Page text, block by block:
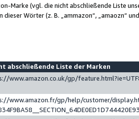
Marke (vgl. die nicht abschließende Liste
dieser Wörter (z. B. „ammazon“, „amaozn“
abschließende Liste der Marken
www.amazon.co.uk/gp/
www.amazon.fr/gp/help/customer/